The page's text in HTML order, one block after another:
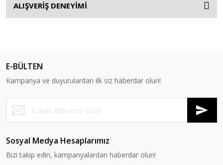
ALIŞVERİŞ DENEYİMİ
E-BÜLTEN
Kampanya ve duyurulardan ilk siz haberdar olun!
Sosyal Medya Hesaplarımız
Bizi takip edin, kampanyalardan haberdar olun!